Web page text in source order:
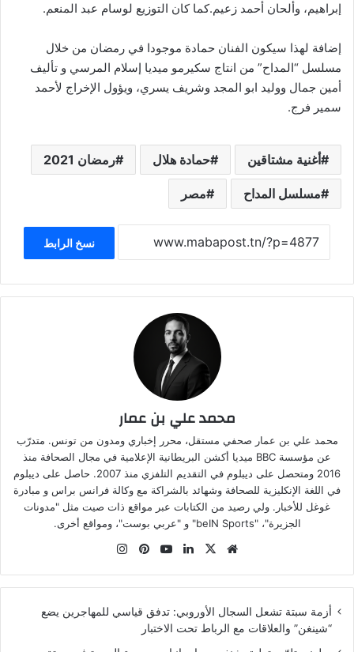
إبراهيم، وألحان أحمد زعيم.كما كان التوزيع لوسام عبد المنعم.
إضافة لهذا سيكون الفنان حمادة موجودا في رمضان من خلال
مسلسل “المداح” من انتاج سكيرمو ميديا إسلام المرسي و تأليف
أمين جمال ووليد ابو المجد وشريف يسري، ويؤول الإخراج لأحمد
سمير فرج.
أغنية مشتاقين حمادة هلال رمضان 2021
مسلسل المداح مصر
نسخ الرابط
محمد علي بن عمار
محمد علي بن عمار صحفي مستقل، محرر إخباري ومدون من تونس. متدرّب
عن مؤسسة BBC ميديا أكشن البريطانية الإعلامية في مجال الصحافة منذ
2016 ومتحصل على ديبلوم في التقديم التلفزي منذ 2007. حاصل على ديبلوم
في اللغة الإنكليزية للصحافة وشهائد بالشراكة مع وكالة فرانس براس و مبادرة
غوغل للأخبار. ولي رصيد من الكتابات عبر مواقع ذات صيت مثل "مدونات
الجزيرة"، "beIN Sports" و "عربي بوست"، ومواقع أخرى.
موقع
‫X لينكدإن‫YouTubeبينتيريست
أزمة سبتة تشعل السجال الأوروبي: تدفق قياسي للمهاجرين يضع
“شينغن” والعلاقات مع الرباط تحت الاختبار